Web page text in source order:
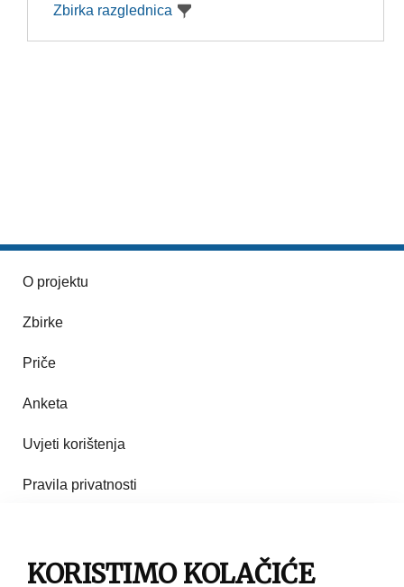
Zbirka razglednica
O projektu
Zbirke
Priče
Anketa
Uvjeti korištenja
Pravila privatnosti
Pravila korištenja
KORISTIMO KOLAČIĆE